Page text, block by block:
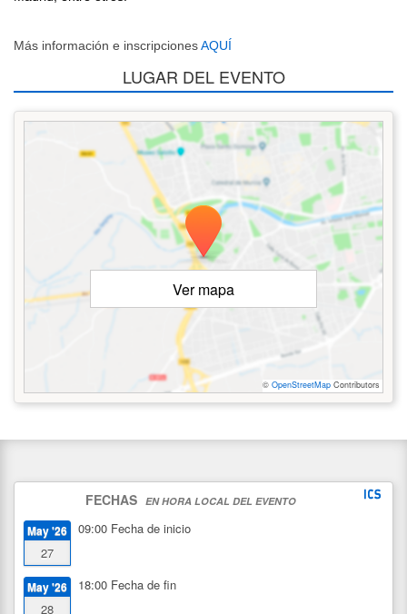
Más información e inscripcionesAQUÍ
LUGAR DEL EVENTO
Ver mapa
© OpenStreetMap Contributors
FECHAS EN HORA LOCAL DEL EVENTO
May '26
27
09:00 Fecha de inicio
May '26
28
18:00 Fecha de fin